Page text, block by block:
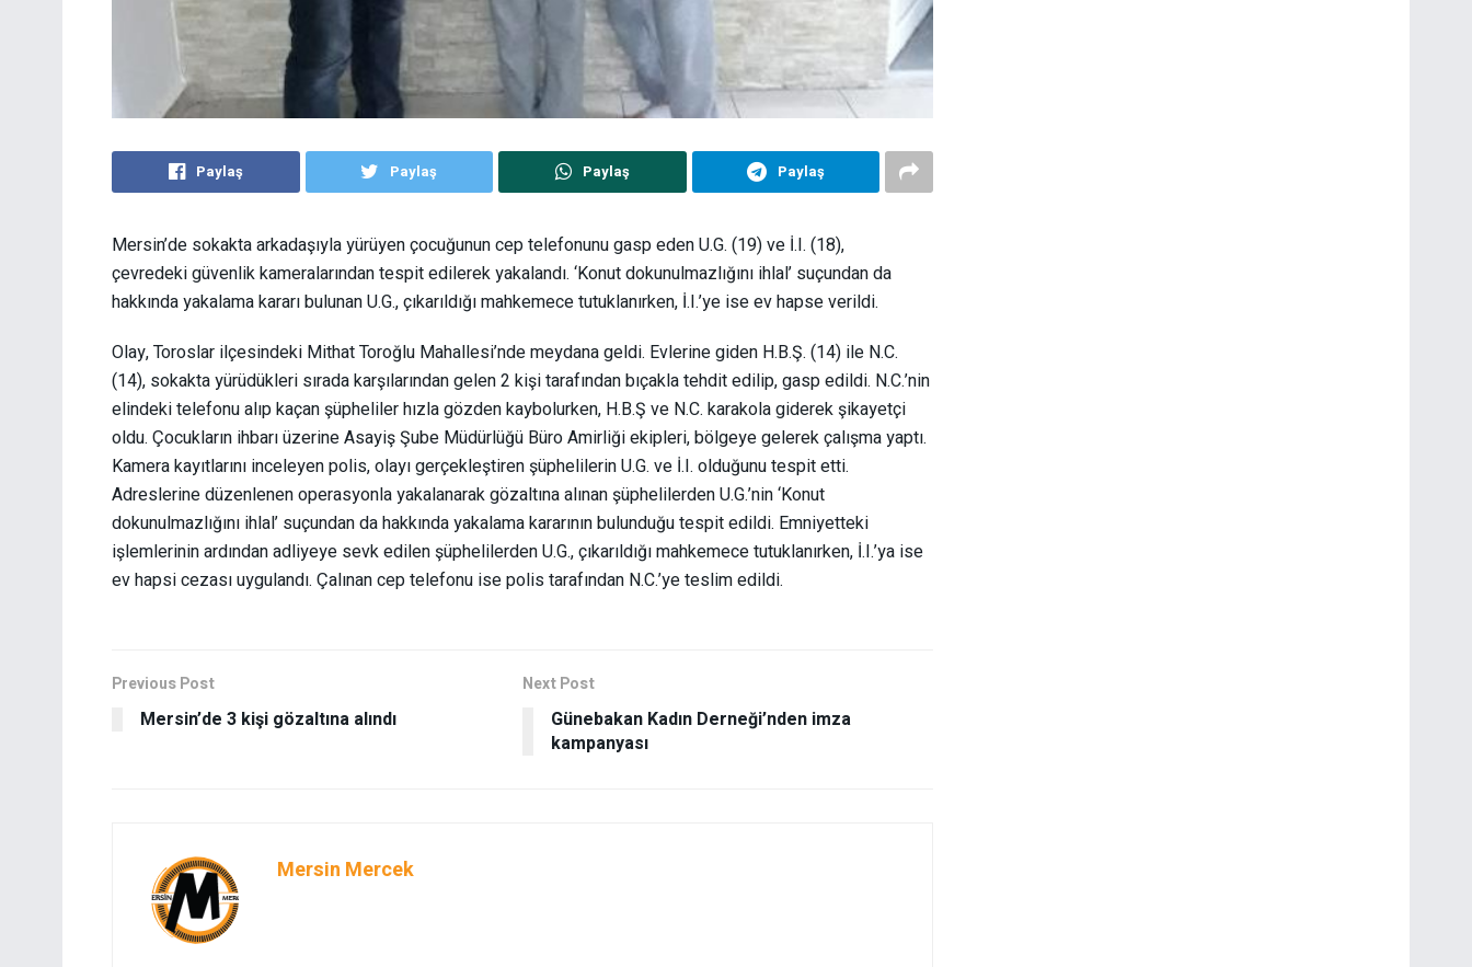
Paylaş Paylaş Paylaş Paylaş
Mersin’de sokakta arkadaşıyla yürüyen çocuğunun cep telefonunu gasp eden U.G. (19) ve İ.I. (18),
çevredeki güvenlik kameralarından tespit edilerek yakalandı. ‘Konut dokunulmazlığını ihlal’ suçundan da
hakkında yakalama kararı bulunan U.G., çıkarıldığı mahkemece tutuklanırken, İ.I.’ye ise ev hapse verildi.
Olay, Toroslar ilçesindeki Mithat Toroğlu Mahallesi’nde meydana geldi. Evlerine giden H.B.Ş. (14) ile N.C.
(14), sokakta yürüdükleri sırada karşılarından gelen 2 kişi tarafından bıçakla tehdit edilip, gasp edildi. N.C.’nin
elindeki telefonu alıp kaçan şüpheliler hızla gözden kaybolurken, H.B.Ş ve N.C. karakola giderek şikayetçi
oldu. Çocukların ihbarı üzerine Asayiş Şube Müdürlüğü Büro Amirliği ekipleri, bölgeye gelerek çalışma yaptı.
Kamera kayıtlarını inceleyen polis, olayı gerçekleştiren şüphelilerin U.G. ve İ.I. olduğunu tespit etti.
Adreslerine düzenlenen operasyonla yakalanarak gözaltına alınan şüphelilerden U.G.’nin ‘Konut
dokunulmazlığını ihlal’ suçundan da hakkında yakalama kararının bulunduğu tespit edildi. Emniyetteki
işlemlerinin ardından adliyeye sevk edilen şüphelilerden U.G., çıkarıldığı mahkemece tutuklanırken, İ.I.’ya ise
ev hapsi cezası uygulandı. Çalınan cep telefonu ise polis tarafından N.C.’ye teslim edildi.
Previous Post
Mersin’de 3 kişi gözaltına alındı
Next Post
Günebakan Kadın Derneği’nden imza
kampanyası
Mersin Mercek